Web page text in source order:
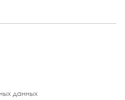
данных